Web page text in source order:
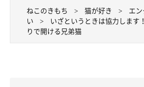
ねこのきもち 猫が好き エ
い
いざというときは協力しま
りで開ける兄弟猫